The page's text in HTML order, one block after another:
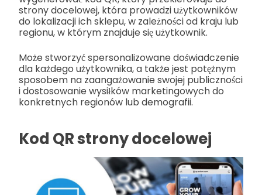
strony docelowej, która prowadzi użytkowników
do lokalizacji ich sklepu, w zależności od kraju lub
regionu, w którym znajduje się użytkownik.
Może stworzyć spersonalizowane doświadczenie
dla każdego użytkownika, a także jest potężnym
sposobem na zaangażowanie swojej publiczności
i dostosowanie wysiłków marketingowych do
konkretnych regionów lub demografii.
Kod QR strony docelowej